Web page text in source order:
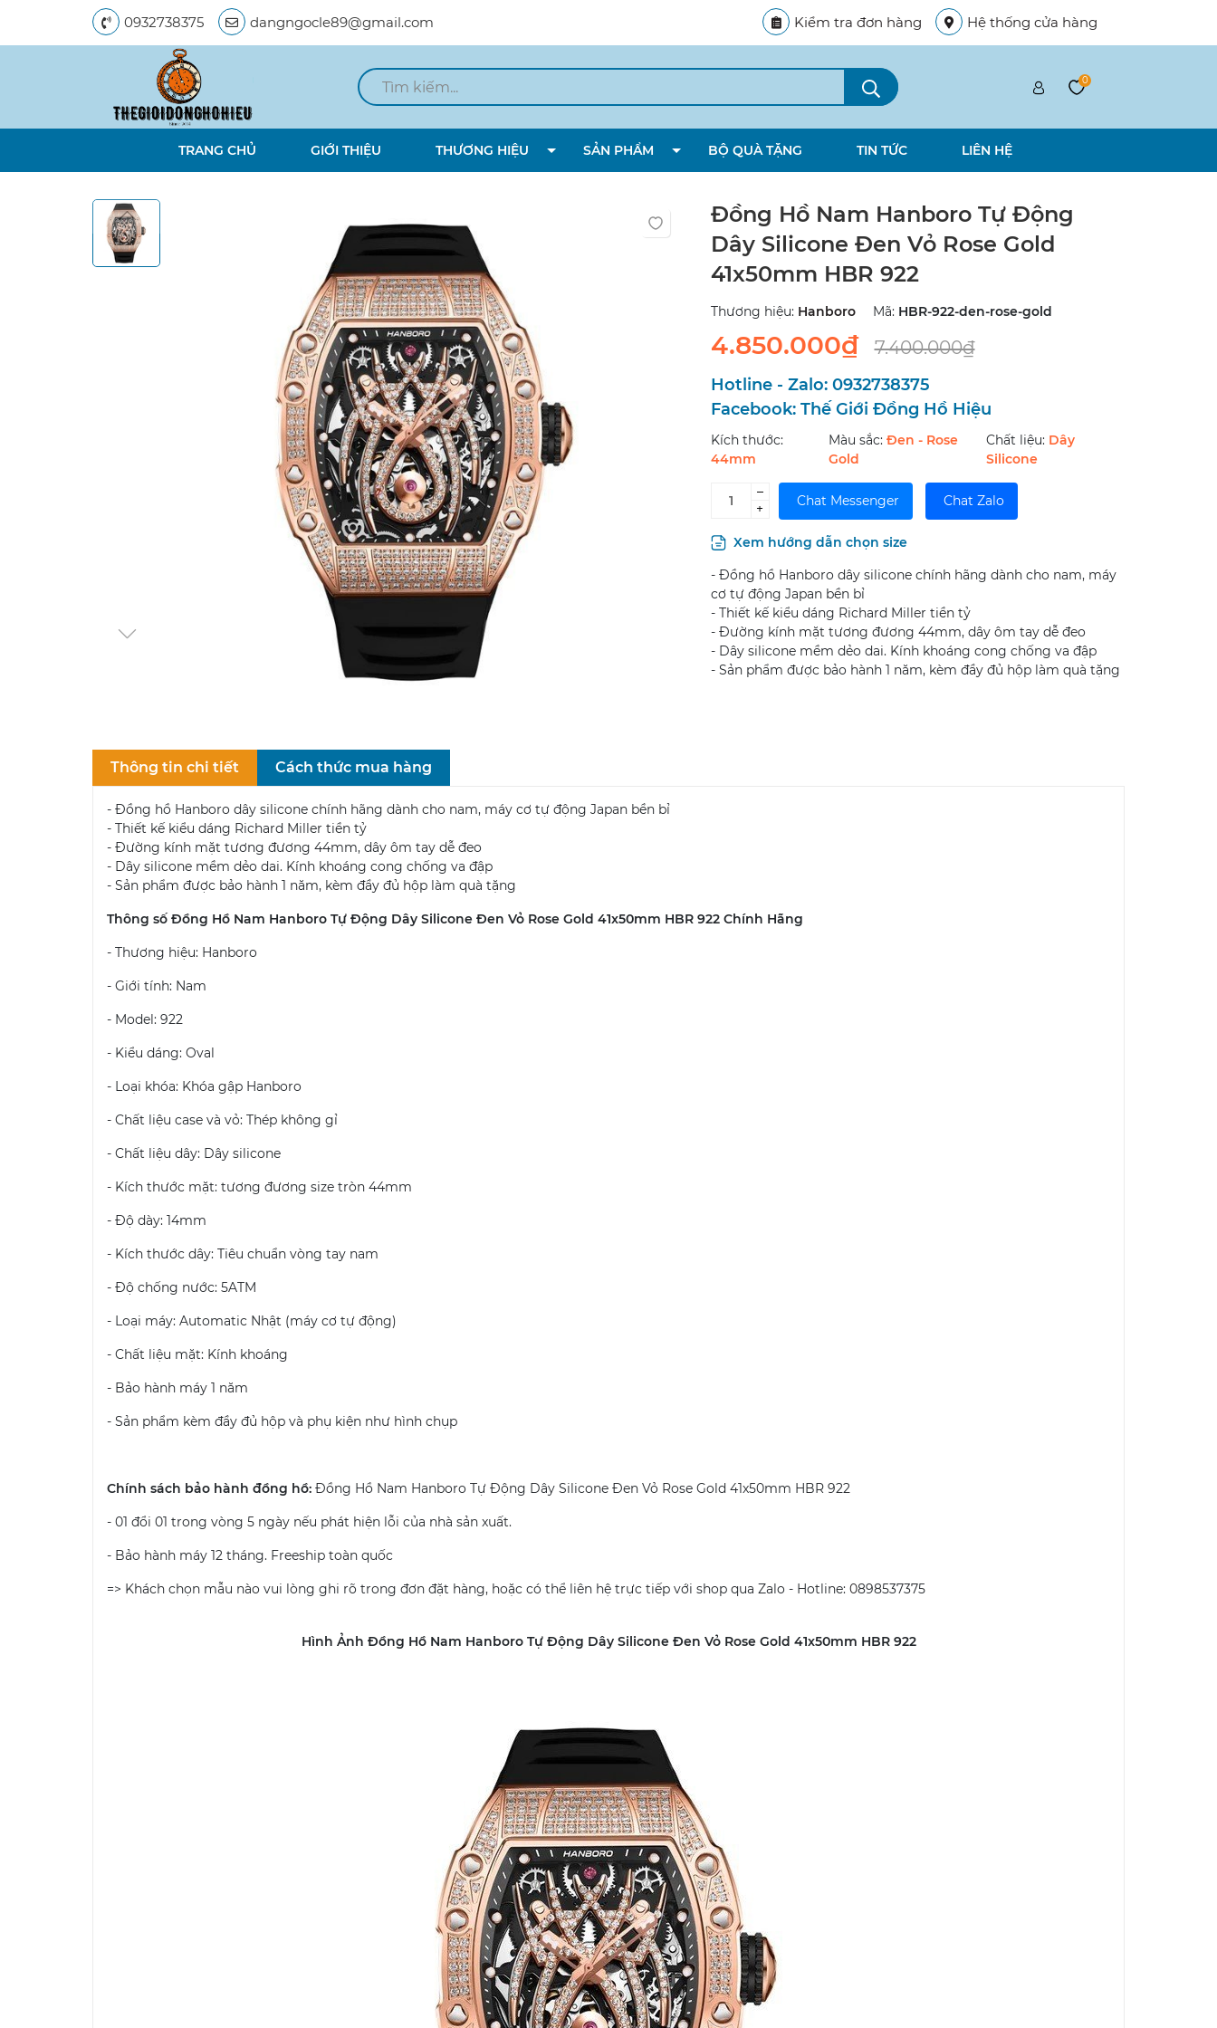
0932738375 dangngocle89@gmail.com Kiểm tra đơn hàng Hệ thống cửa hàng
0
TRANG CHỦ GIỚI THIỆU THƯƠNG HIỆU SẢN PHẨM BỘ QUÀ TẶNG TIN TỨC LIÊN HỆ
Đồng Hồ Nam Hanboro Tự Động
Dây Silicone Đen Vỏ Rose Gold
41x50mm HBR 922
Thương hiệu: Hanboro Mã: HBR-922-den-rose-gold
4.850.000₫ 7.400.000₫
Hotline - Zalo: 0932738375
Facebook: Thế Giới Đồng Hồ Hiệu
Kích thước:
44mm
Màu sắc: Đen - Rose
Gold
Chất liệu: Dây
Silicone
–
+
Chat Messenger Chat Zalo
Xem hướng dẫn chọn size
- Đồng hồ Hanboro dây silicone chính hãng dành cho nam, máy
cơ tự động Japan bền bỉ
- Thiết kế kiểu dáng Richard Miller tiền tỷ
- Đường kính mặt tương đương 44mm, dây ôm tay dễ đeo
- Dây silicone mềm dẻo dai. Kính khoáng cong chống va đập
- Sản phẩm được bảo hành 1 năm, kèm đầy đủ hộp làm quà tặng
Thông tin chi tiết Cách thức mua hàng
- Đồng hồ Hanboro dây silicone chính hãng dành cho nam, máy cơ tự động Japan bền bỉ
- Thiết kế kiểu dáng Richard Miller tiền tỷ
- Đường kính mặt tương đương 44mm, dây ôm tay dễ đeo
- Dây silicone mềm dẻo dai. Kính khoáng cong chống va đập
- Sản phẩm được bảo hành 1 năm, kèm đầy đủ hộp làm quà tặng
Thông số Đồng Hồ Nam Hanboro Tự Động Dây Silicone Đen Vỏ Rose Gold 41x50mm HBR 922 Chính Hãng
- Thương hiệu: Hanboro
- Giới tính: Nam
- Model: 922
- Kiểu dáng: Oval
- Loại khóa: Khóa gập Hanboro
- Chất liệu case và vỏ: Thép không gỉ
- Chất liệu dây: Dây silicone
- Kích thước mặt: tương đương size tròn 44mm
- Độ dày: 14mm
- Kích thước dây: Tiêu chuẩn vòng tay nam
- Độ chống nước: 5ATM
- Loại máy: Automatic Nhật (máy cơ tự động)
- Chất liệu mặt: Kính khoáng
- Bảo hành máy 1 năm
- Sản phẩm kèm đầy đủ hộp và phụ kiện như hình chụp
Chính sách bảo hành đồng hồ: Đồng Hồ Nam Hanboro Tự Động Dây Silicone Đen Vỏ Rose Gold 41x50mm HBR 922
- 01 đổi 01 trong vòng 5 ngày nếu phát hiện lỗi của nhà sản xuất.
- Bảo hành máy 12 tháng. Freeship toàn quốc
=> Khách chọn mẫu nào vui lòng ghi rõ trong đơn đặt hàng, hoặc có thể liên hệ trực tiếp với shop qua Zalo - Hotline: 0898537375
Hình Ảnh Đồng Hồ Nam Hanboro Tự Động Dây Silicone Đen Vỏ Rose Gold 41x50mm HBR 922